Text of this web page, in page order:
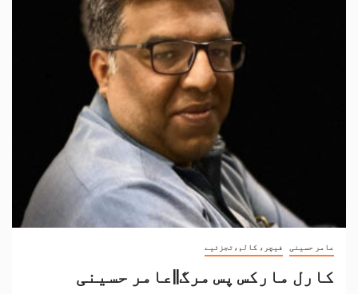
عامر حسینی فیچر، کالم،تجزئیے
کارل مارکس پس مرگ||عامر حسینی